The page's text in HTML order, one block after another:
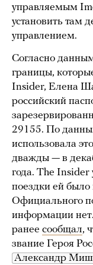
управляемым
установить там
управлением.
Согласно
границы,
Insider, Елена
российский
29155. По
использовала
дважды — в
года. The Insider
поездки ей было
Официального
информации нет.
ранее сообщал,
звание Героя
Александр